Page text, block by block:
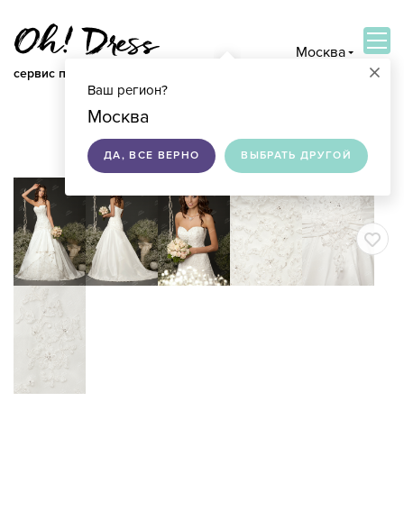
сервис по подбору свадебных платьев
Москва
×
Ваш регион?
Москва
ДА, ВСЕ ВЕРНО ВЫБРАТЬ ДРУГОЙ